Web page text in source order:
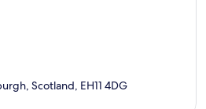
Scotland, EH11 4DG